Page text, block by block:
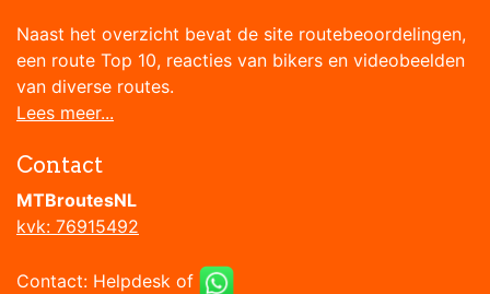
Naast het overzicht bevat de site routebeoordelingen,
een route Top 10, reacties van bikers en videobeelden
van diverse routes.
Lees meer...
Contact
MTBroutesNL
kvk: 76915492
Contact: Helpdesk of